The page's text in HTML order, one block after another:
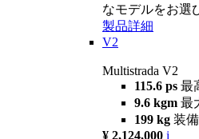
なモデルをお選
製品詳細
V2
Multistrada V2
115.6 ps 最
9.6 kgm 最
199 kg 装
¥ 2,124,000 i